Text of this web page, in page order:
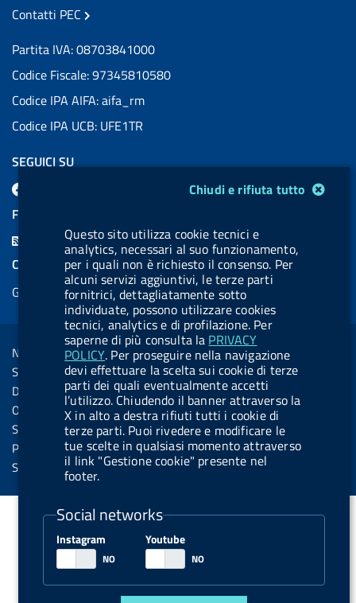
Chiudi e rifiuta tutto
Questo sito utilizza cookie tecnici e
analytics, necessari al suo funzionamento,
per i quali non è richiesto il consenso. Per
alcuni servizi aggiuntivi, le terze parti
fornitrici, dettagliatamente sotto
individuate, possono utilizzare cookies
tecnici, analytics e di profilazione. Per
saperne di più consulta la PRIVACY
POLICY. Per proseguire nella navigazione
devi effettuare la scelta sui cookie di terze
parti dei quali eventualmente accetti
l’utilizzo. Chiudendo il banner attraverso la
X in alto a destra rifiuti tutti i cookie di
terze parti. Puoi rivedere e modificare le
tue scelte in qualsiasi momento attraverso
il link "Gestione cookie" presente nel
footer.
Social networks
Instagram Youtube
Contatti PEC
Partita IVA: 08703841000
Codice Fiscale: 97345810580
Codice IPA AIFA: aifa_rm
Codice IPA UCB: UFE1TR
SEGUICI SU
b
e
l
.
b
u
t
t
o
n
.
i
n
s
a
g
u
e
s
k
y
u
t
u
b
e
b
e
l
.
b
u
t
t
o
n
.
s
o
t
i
f
y
FEED RSS
COOKIES
Gestione cookie
Sezione Link Utili
Note legali
Social Media Policy
Dichiarazione di accessibilità
Obiettivi di accessibilità
Statistiche sito
Privacy
Servizi Online